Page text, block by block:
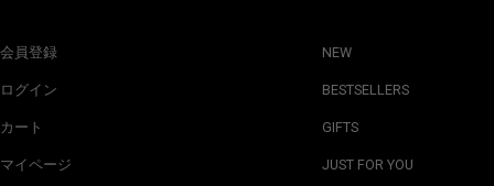
会員登録
ログイン
カート
マイページ
NEW
BESTSELLERS
GIFTS
JUST FOR YOU